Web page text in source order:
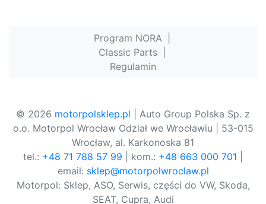
Program NORA
Classic Parts
Regulamin
© 2026 motorpolsklep.pl | Auto Group Polska Sp. z
o.o. Motorpol Wrocław Odział we Wrocławiu | 53-015
Wrocław, al. Karkonoska 81
tel.: +48 71 788 57 99 | kom.: +48 663 000 701
email: sklep@motorpolwroclaw.pl
Motorpol: Sklep, ASO, Serwis, części do VW, Skoda,
SEAT, Cupra, Audi